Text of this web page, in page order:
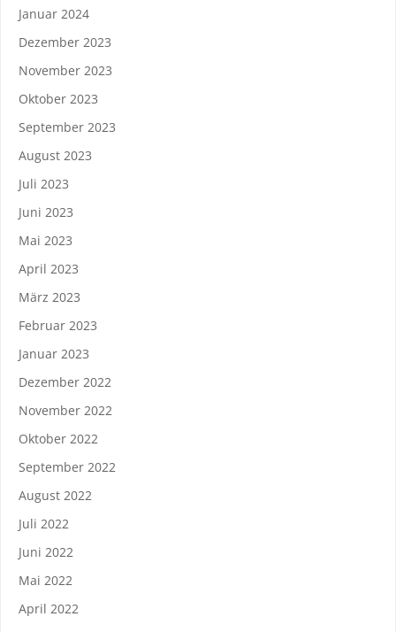
Januar 2024
Dezember 2023
November 2023
Oktober 2023
September 2023
August 2023
Juli 2023
Juni 2023
Mai 2023
April 2023
März 2023
Februar 2023
Januar 2023
Dezember 2022
November 2022
Oktober 2022
September 2022
August 2022
Juli 2022
Juni 2022
Mai 2022
April 2022